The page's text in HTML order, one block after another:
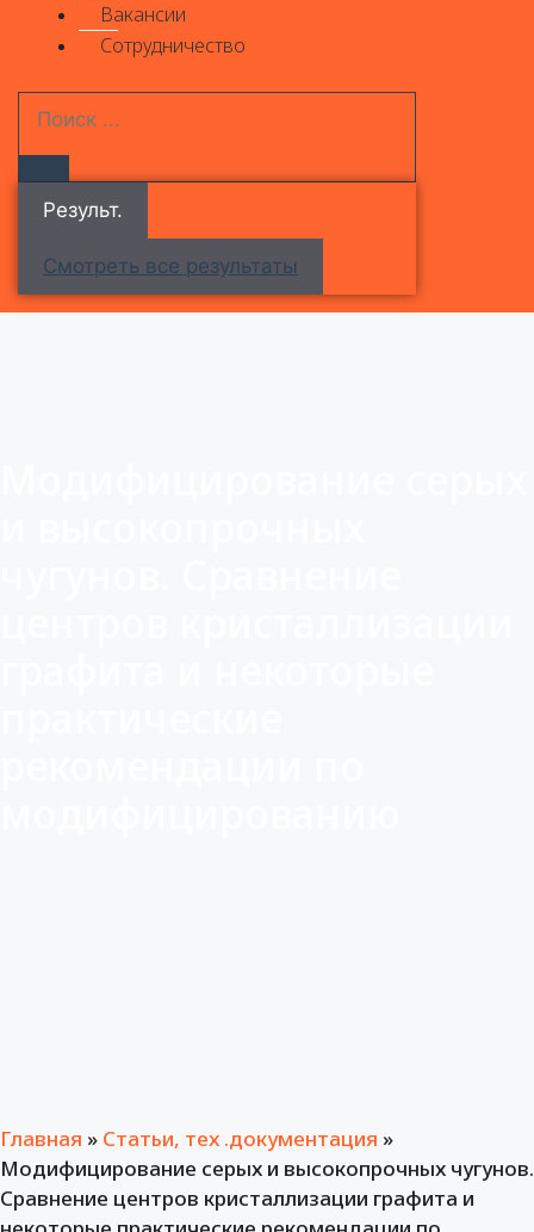
Вакансии
Сотрудничество
Результ.
Смотреть все результаты
Главная » Статьи, тех .документация »
Модифицирование серых и высокопрочных чугунов.
Сравнение центров кристаллизации графита и